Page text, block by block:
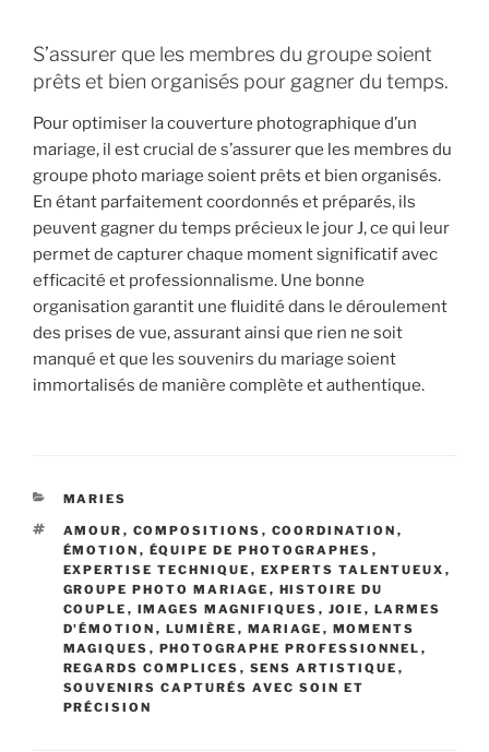
S’assurer que les membres du groupe soient
prêts et bien organisés pour gagner du temps.
Pour optimiser la couverture photographique d’un
mariage, il est crucial de s’assurer que les membres du
groupe photo mariage soient prêts et bien organisés.
En étant parfaitement coordonnés et préparés, ils
peuvent gagner du temps précieux le jour J, ce qui leur
permet de capturer chaque moment significatif avec
efficacité et professionnalisme. Une bonne
organisation garantit une fluidité dans le déroulement
des prises de vue, assurant ainsi que rien ne soit
manqué et que les souvenirs du mariage soient
immortalisés de manière complète et authentique.
CATÉGORIES
MARIES
ÉTIQUETTES
AMOUR , COMPOSITIONS , COORDINATION ,
ÉMOTION , ÉQUIPE DE PHOTOGRAPHES ,
EXPERTISE TECHNIQUE , EXPERTS TALENTUEUX ,
GROUPE PHOTO MARIAGE , HISTOIRE DU
COUPLE , IMAGES MAGNIFIQUES , JOIE , LARMES
D'ÉMOTION , LUMIÈRE , MARIAGE , MOMENTS
MAGIQUES , PHOTOGRAPHE PROFESSIONNEL ,
REGARDS COMPLICES , SENS ARTISTIQUE ,
SOUVENIRS CAPTURÉS AVEC SOIN ET
PRÉCISION